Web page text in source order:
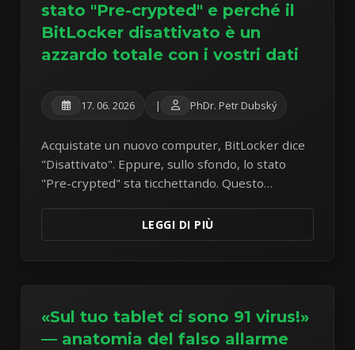
stato "Pre-crypted" e perché il
BitLocker disattivato è un
azzardo totale con i vostri dati
17. 06. 2026 | PhDr. Petr Dubský
Acquistate un nuovo computer, BitLocker dice
"Disattivato". Eppure, sullo sfondo, lo stato
"Pre-crypted" sta ticchettando. Questo
LEGGI DI PIÙ
«Sul tuo tablet ci sono 91 virus!»
— anatomia del falso allarme